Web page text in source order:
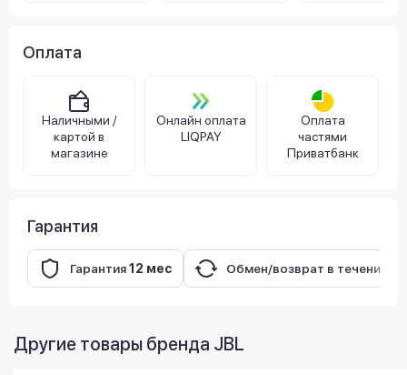
Оплата
Наличными /
картой в
магазине
Онлайн оплата
LIQPAY
Оплата
частями
Приватбанк
Гарантия
Гарантия12 мес Обмен/возврат в течение
Другие товары бренда JBL